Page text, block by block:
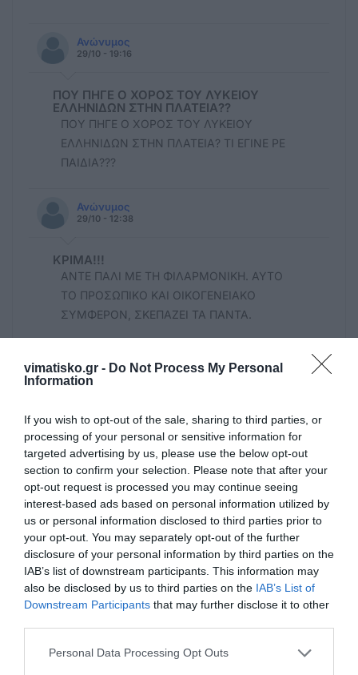
vimatisko.gr - Do Not Process My Personal
Information
If you wish to opt-out of the sale, sharing to third parties, or
processing of your personal or sensitive information for
targeted advertising by us, please use the below opt-out
section to confirm your selection. Please note that after your
opt-out request is processed you may continue seeing
interest-based ads based on personal information utilized by
us or personal information disclosed to third parties prior to
your opt-out. You may separately opt-out of the further
disclosure of your personal information by third parties on the
IAB’s list of downstream participants. This information may
also be disclosed by us to third parties on the IAB’s List of
Downstream Participants that may further disclose it to other
Personal Data Processing Opt Outs
Ανώνυμος
29/10 - 19:16
ΠΟΥ ΠΗΓΕ Ο ΧΟΡΟΣ ΤΟΥ ΛΥΚΕΙΟΥ
ΕΛΛΗΝΙΔΩΝ ΣΤΗΝ ΠΛΑΤΕΙΑ??
ΠΟΥ ΠΗΓΕ Ο ΧΟΡΟΣ ΤΟΥ ΛΥΚΕΙΟΥ
ΕΛΛΗΝΙΔΩΝ ΣΤΗΝ ΠΛΑΤΕΙΑ? ΤΙ ΕΓΙΝΕ ΡΕ
ΠΑΙΔΙΑ???
Ανώνυμος
29/10 - 12:38
ΚΡΙΜΑ!!!
ΑΝΤΕ ΠΑΛΙ ΜΕ ΤΗ ΦΙΛΑΡΜΟΝΙΚΗ. ΑΥΤΟ
ΤΟ ΠΡΟΣΩΠΙΚΟ ΚΑΙ ΟΙΚΟΓΕΝΕΙΑΚΟ
ΣΥΜΦΕΡΟΝ, ΣΚΕΠΑΖΕΙ ΤΑ ΠΑΝΤΑ.
29/10 - 12:13
Προς Μίκης
Τα εκδιωχθέντα μέλη υπενθυμίζουν ότι
χωρίς καταστατικό και Διοικητικό
Συμβούλιο δεν υφίσταται Φιλαρμονική.
Πάντα υπήρχαν δύο ξεχωριστά τμήματα —
γιατί έπρεπε να γίνει συνένωση; Μετά από
35 και 40 χρόνια εθελοντικής προσφοράς,
παραδώσαμε στολές χωρίς καμία
αναγνώριση, επειδή ορισμένοι είχαν
προσωπικές διαφορές. Δεν σεβάστηκαν
ούτε την ιστορία, σαν να διαγράφηκε ό,τι